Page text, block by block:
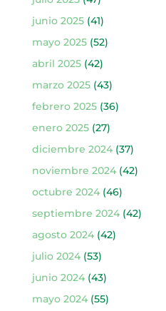
junio 2025(41)
mayo 2025(52)
abril 2025(42)
marzo 2025(43)
febrero 2025(36)
enero 2025(27)
diciembre 2024(37)
noviembre 2024(42)
octubre 2024(46)
septiembre 2024(42)
agosto 2024(42)
julio 2024(53)
junio 2024(43)
mayo 2024(55)